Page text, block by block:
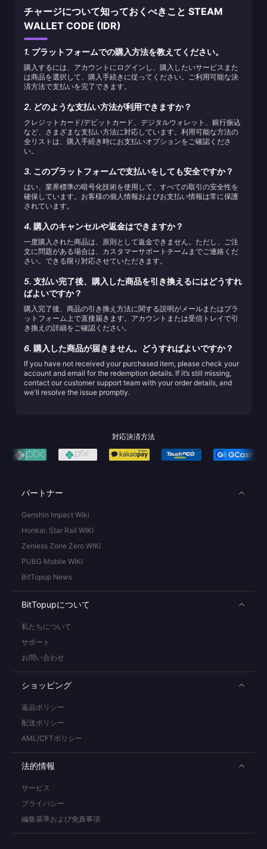
チャージについて知っておくべきこと STEAM
WALLET CODE (IDR)
1. プラットフォームでの購入方法を教えてください。
購入するには、アカウントにログインし、購入したいサービスまた
は商品を選択して、購入手続きに従ってください。ご利用可能な決
済方法で支払いを完了できます。
2. どのような支払い方法が利用できますか？
クレジットカード/デビットカード、デジタルウォレット、銀行振込
など、さまざまな支払い方法に対応しています。利用可能な方法の
全リストは、購入手続き時にお支払いオプションをご確認くださ
い。
3. このプラットフォームで支払いをしても安全ですか？
はい、業界標準の暗号化技術を使用して、すべての取引の安全性を
確保しています。お客様の個人情報およびお支払い情報は常に保護
されています。
4. 購入のキャンセルや返金はできますか？
一度購入された商品は、原則として返金できません。ただし、ご注
文に問題がある場合は、カスタマーサポートチームまでご連絡くだ
さい。できる限り対応させていただきます。
5. 支払い完了後、購入した商品を引き換えるにはどうすれ
ばよいですか？
購入完了後、商品の引き換え方法に関する説明がメールまたはプラ
ットフォーム上で直接届きます。アカウントまたは受信トレイで引
き換えの詳細をご確認ください。
6. 購入した商品が届きません。どうすればよいですか？
If you have not received your purchased item, please check your
account and email for the redemption details. If it’s still missing,
contact our customer support team with your order details, and
we'll resolve the issue promptly.
対応決済方法
パートナー
Genshin Impact Wiki
Honkai: Star Rail WIKI
Zenless Zone Zero WIKI
PUBG Mobile WIKI
BitTopup News
BitTopupについて
私たちについて
サポート
お問い合わせ
ショッピング
返品ポリシー
配送ポリシー
AML/CFTポリシー
法的情報
サービス
プライバシー
編集基準および免責事項